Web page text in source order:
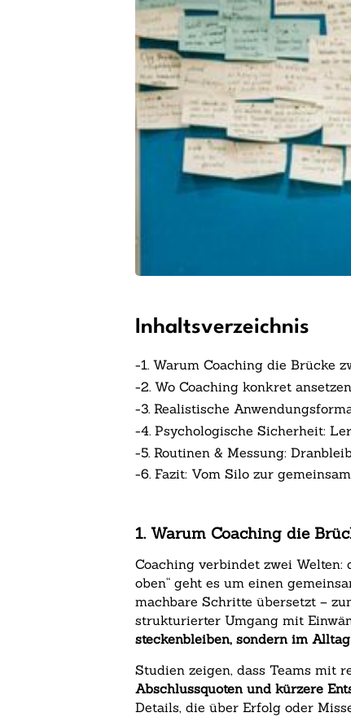
Inhaltsverzeichnis
-1. Warum Coaching die Brücke
-2. Wo Coaching konkret
-3. Realistische
-4. Psychologische Sicherheit:
-5. Routinen & Messung:
-6. Fazit: Vom Silo zur
1. Warum Coaching die
Coaching verbindet zwei
oben“ geht es um einen
machbare Schritte übersetzt –
strukturierter Umgang mit
steckenbleiben, sondern im
Studien zeigen, dass Teams mit
Abschlussquoten und kürzere
Details, die über Erfolg oder